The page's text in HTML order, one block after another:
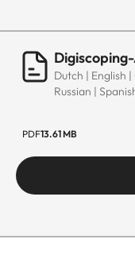
Dutch | English
Russian |
PDF13.61 MB